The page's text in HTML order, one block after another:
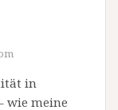
in
wie meine